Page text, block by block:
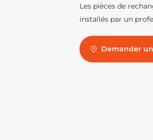
Les pièces de
installés par un
Demander